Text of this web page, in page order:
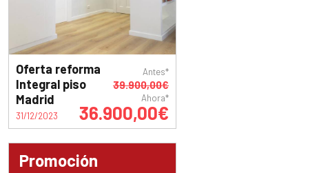
Oferta reforma
Integral piso
Madrid
31/12/2023
Antes*
39.900,00€
Ahora*
36.900,00€
Promoción